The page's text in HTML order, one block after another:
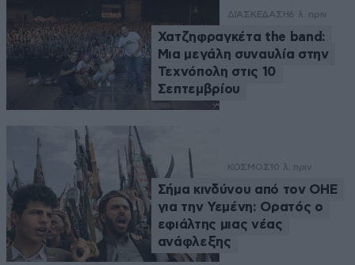
ΔΙΑΣΚΕΔΑΣΗ6 λ. πριν
Χατζηφραγκέτα the band:
Μια μεγάλη συναυλία στην
Τεχνόπολη στις 10
Σεπτεμβρίου
ΚΟΣΜΟΣ 10 λ. πριν
Σήμα κινδύνου από τον ΟΗΕ
για την Υεμένη: Ορατός ο
εφιάλτης μιας νέας
ανάφλεξης